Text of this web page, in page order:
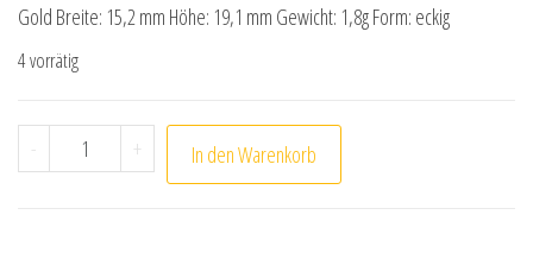
Gold Breite: 15,2 mm Höhe: 19,1 mm Gewicht: 1,8g Form: eckig
4 vorrätig
- Steinbock Sternezeichen Anhänger aus 333 echt
+ In den Warenkorb